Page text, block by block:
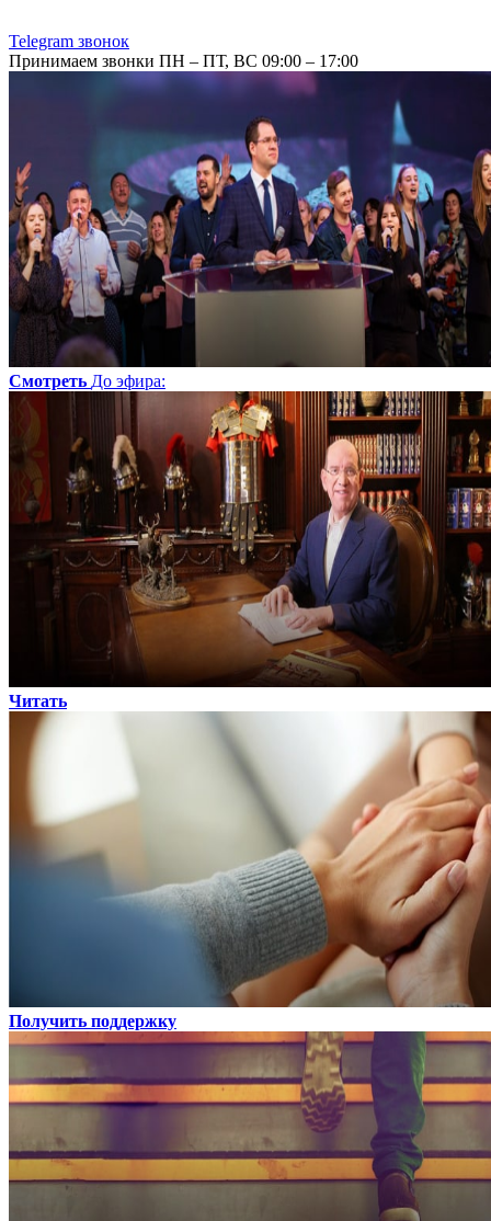
Telegram звонок
Принимаем звонки ПН – ПТ, ВС 09:00 – 17:00
Смотреть До эфира:
Читать
Получить поддержку